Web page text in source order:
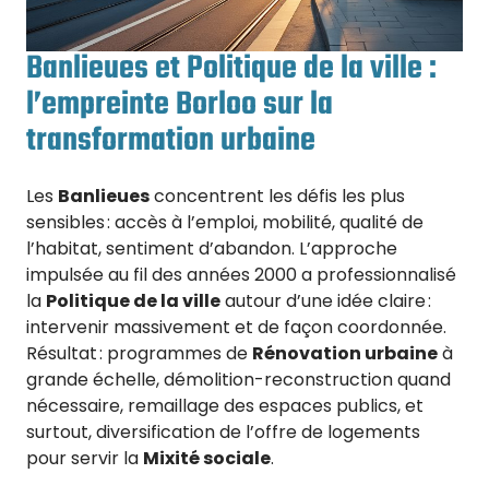
Banlieues et Politique de la ville :
l’empreinte Borloo sur la
transformation urbaine
Les Banlieuesconcentrent les défis les plus
sensibles : accès à l’emploi, mobilité, qualité de
l’habitat, sentiment d’abandon. L’approche
impulsée au fil des années 2000 a professionnalisé
la Politique de la villeautour d’une idée claire :
intervenir massivement et de façon coordonnée.
Résultat : programmes de Rénovation urbaineà
grande échelle, démolition-reconstruction quand
nécessaire, remaillage des espaces publics, et
surtout, diversification de l’offre de logements
pour servir la Mixité sociale.